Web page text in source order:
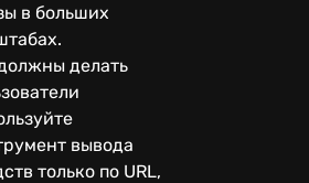
в больших
делать
вывода
только по URL,